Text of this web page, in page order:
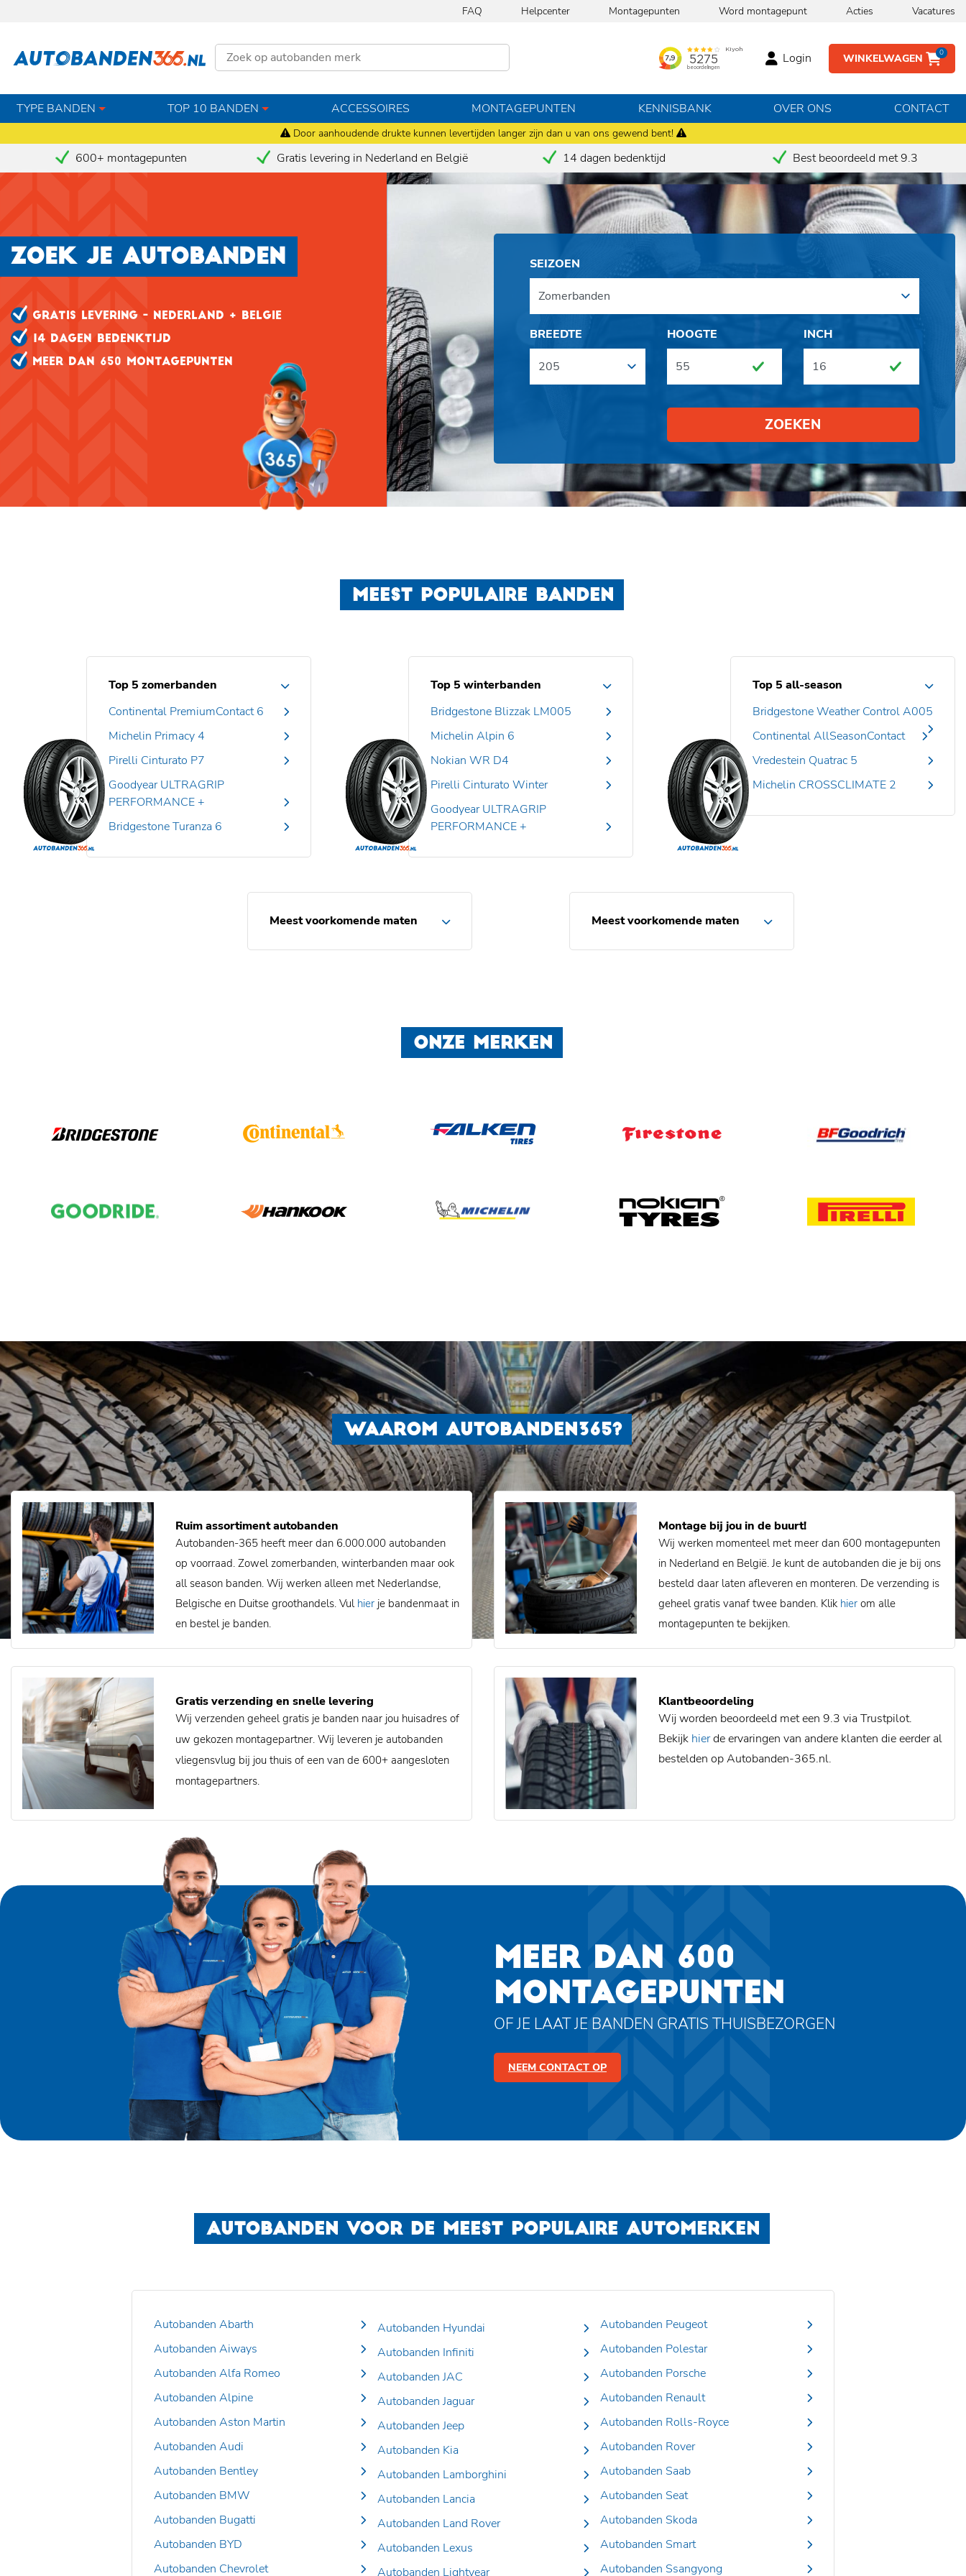
Door aanhoudende drukte kunnen levertijden langer zijn dan u van ons gewend bent!
FAQ Helpcenter Montagepunten Word montagepunt Acties Vacatures
WINKELWAGEN 0
Login
TYPE BANDEN TOP 10 BANDEN ACCESSOIRES MONTAGEPUNTEN KENNISBANK OVER ONS CONTACT
600+ montagepunten Gratis levering in Nederland en België 14 dagen bedenktijd Best beoordeeld met 9.3
ZOEK JE AUTOBANDEN
GRATIS LEVERING - NEDERLAND + BELGIE
14 DAGEN BEDENKTIJD
MEER DAN 650 MONTAGEPUNTEN
SEIZOEN
BREEDTE HOOGTE INCH
ZOEKEN
MEEST POPULAIRE BANDEN
Top 5 zomerbanden
Continental PremiumContact 6
Michelin Primacy 4
Pirelli Cinturato P7
Goodyear ULTRAGRIP
PERFORMANCE +
Bridgestone Turanza 6
Top 5 winterbanden
Bridgestone Blizzak LM005
Michelin Alpin 6
Nokian WR D4
Pirelli Cinturato Winter
Goodyear ULTRAGRIP
PERFORMANCE +
Top 5 all-season
Bridgestone Weather Control A005
Continental AllSeasonContact
Vredestein Quatrac 5
Michelin CROSSCLIMATE 2
Meest voorkomende maten Meest voorkomende maten
ONZE MERKEN
WAAROM AUTOBANDEN365?
Ruim assortiment autobanden
Autobanden-365 heeft meer dan 6.000.000 autobanden
op voorraad. Zowel zomerbanden, winterbanden maar ook
all season banden. Wij werken alleen met Nederlandse,
Belgische en Duitse groothandels. Vul hier je bandenmaat in
en bestel je banden.
Montage bij jou in de buurt!
Wij werken momenteel met meer dan 600 montagepunten
in Nederland en België. Je kunt de autobanden die je bij ons
besteld daar laten afleveren en monteren. De verzending is
geheel gratis vanaf twee banden. Klik hierom alle
montagepunten te bekijken.
Gratis verzending en snelle levering
Wij verzenden geheel gratis je banden naar jou huisadres of
uw gekozen montagepartner. Wij leveren je autobanden
vliegensvlug bij jou thuis of een van de 600+ aangesloten
montagepartners.
Klantbeoordeling
Wij worden beoordeeld met een 9.3 via Trustpilot.
Bekijk hierde ervaringen van andere klanten die eerder al
bestelden op Autobanden-365.nl.
MEER DAN 600
MONTAGEPUNTEN
OF JE LAAT JE BANDEN GRATIS THUISBEZORGEN
NEEM CONTACT OP
AUTOBANDEN VOOR DE MEEST POPULAIRE AUTOMERKEN
Autobanden Abarth
Autobanden Aiways
Autobanden Alfa Romeo
Autobanden Alpine
Autobanden Aston Martin
Autobanden Audi
Autobanden Bentley
Autobanden BMW
Autobanden Bugatti
Autobanden BYD
Autobanden Chevrolet
Autobanden Hyundai
Autobanden Infiniti
Autobanden JAC
Autobanden Jaguar
Autobanden Jeep
Autobanden Kia
Autobanden Lamborghini
Autobanden Lancia
Autobanden Land Rover
Autobanden Lexus
Autobanden Lightyear
Autobanden Peugeot
Autobanden Polestar
Autobanden Porsche
Autobanden Renault
Autobanden Rolls-Royce
Autobanden Rover
Autobanden Saab
Autobanden Seat
Autobanden Skoda
Autobanden Smart
Autobanden Ssangyong